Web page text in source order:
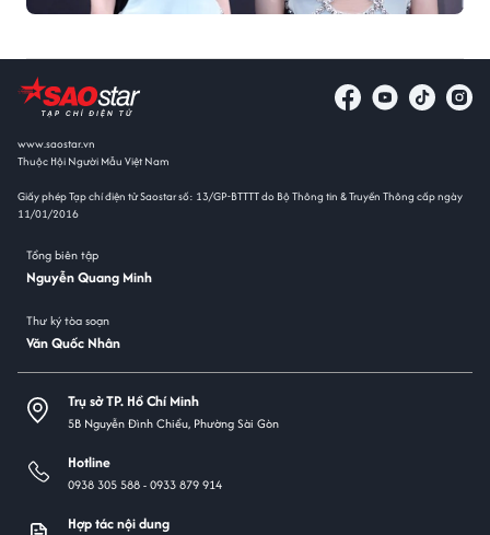
www.saostar.vn
Thuộc Hội Người Mẫu Việt Nam
Giấy phép Tạp chí điện tử Saostar số: 13/GP-BTTTT do Bộ Thông tin & Truyền Thông cấp ngày
11/01/2016
Tổng biên tập
Nguyễn Quang Minh
Thư ký tòa soạn
Văn Quốc Nhân
Trụ sở TP. Hồ Chí Minh
5B Nguyễn Đình Chiểu, Phường Sài Gòn
Hotline
0938 305 588 -0933 879 914
Hợp tác nội dung